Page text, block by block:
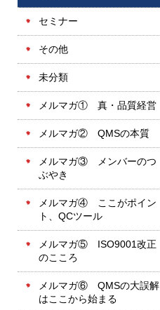
セミナー
その他
未分類
メルマガ① 真・品質経営
メルマガ② QMSの本質
メルマガ③ メンバーのつ
ぶやき
メルマガ④ ここがポイン
ト、QCツール
メルマガ⑤ ISO9001改正
のこころ
メルマガ⑥ QMSの大誤解
はここから始まる